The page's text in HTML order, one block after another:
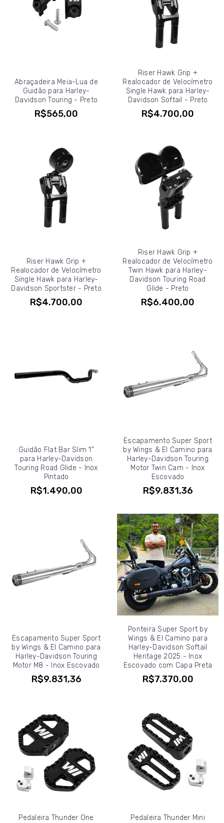
Abraçadeira Meia-Lua de
Guidão para Harley-
Davidson Touring - Preto
R$565,00
Riser Hawk Grip +
Realocador de Velocímetro
Single Hawk para Harley-
Davidson Softail - Preto
R$4.700,00
Riser Hawk Grip +
Realocador de Velocímetro
Single Hawk para Harley-
Davidson Sportster - Preto
R$4.700,00
Riser Hawk Grip +
Realocador de Velocímetro
Twin Hawk para Harley-
Davidson Touring Road
Glide - Preto
R$6.400,00
Guidão Flat Bar Slim 1"
para Harley-Davidson
Touring Road Glide - Inox
Pintado
R$1.490,00
Escapamento Super Sport
by Wings & El Camino para
Harley-Davidson Touring
Motor Twin Cam - Inox
Escovado
R$9.831,36
Escapamento Super Sport
by Wings & El Camino para
Harley-Davidson Touring
Motor M8 - Inox Escovado
R$9.831,36
Ponteira Super Sport by
Wings & El Camino para
Harley-Davidson Softail
Heritage 2025 - Inox
Escovado com Capa Preta
R$7.370,00
Pedaleira Thunder One
Pedaleira Thunder Mini